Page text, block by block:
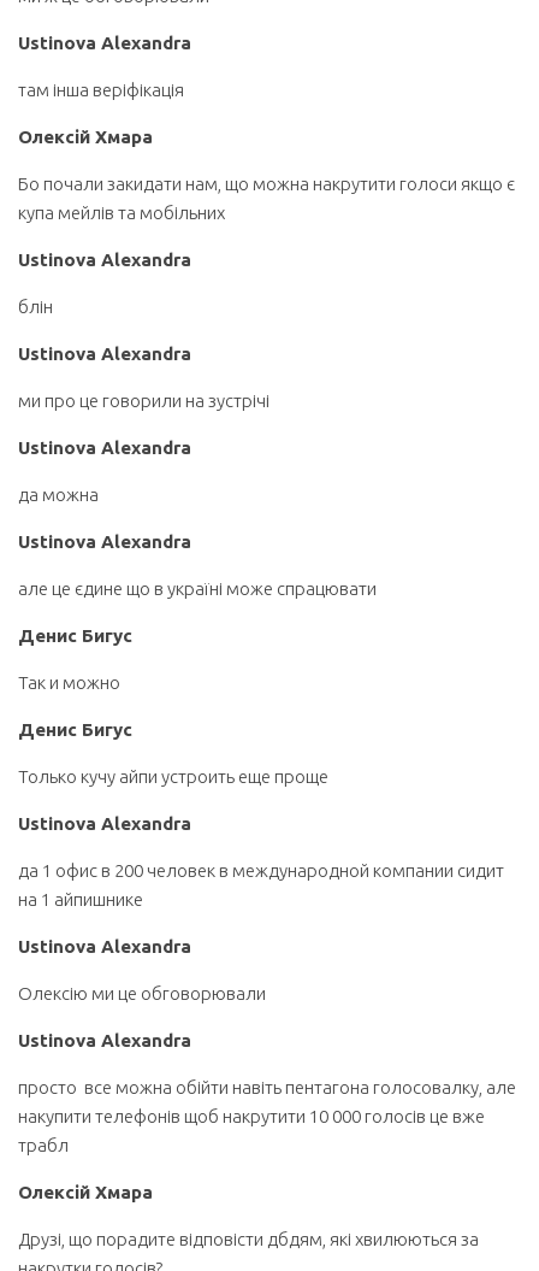
Ustinova Alexandra
там інша веріфікація
Олексій Хмара
Бо почали закидати нам, що можна накрутити голоси якщо є
купа мейлів та мобільних
Ustinova Alexandra
блін
Ustinova Alexandra
ми про це говорили на зустрічі
Ustinova Alexandra
да можна
Ustinova Alexandra
але це єдине що в україні може спрацювати
Денис Бигус
Так и можно
Денис Бигус
Только кучу айпи устроить еще проще
Ustinova Alexandra
да 1 офис в 200 человек в международной компании сидит
на 1 айпишнике
Ustinova Alexandra
Олексію ми це обговорювали
Ustinova Alexandra
просто все можна обійти навіть пентагона голосовалку, але
накупити телефонів щоб накрутити 10 000 голосів це вже
трабл
Олексій Хмара
Друзі, що порадите відповісти дбдям, які хвилюються за